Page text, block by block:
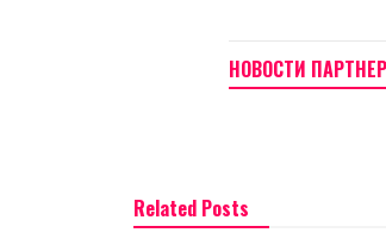
НОВОСТИ
Related Posts